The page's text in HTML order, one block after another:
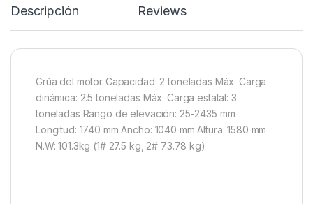
Descripción Reviews
Grúa del motor Capacidad: 2 toneladas Máx. Carga
dinámica: 2.5 toneladas Máx. Carga estatal: 3
toneladas Rango de elevación: 25-2435 mm
Longitud: 1740 mm Ancho: 1040 mm Altura: 1580 mm
N.W: 101.3kg (1# 27.5 kg, 2# 73.78 kg)